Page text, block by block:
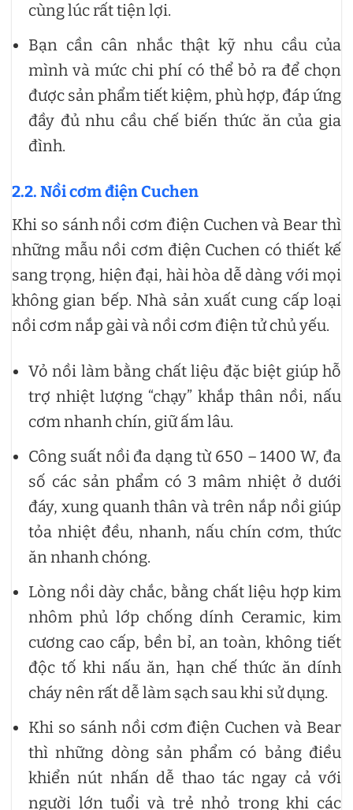
cùng lúc rất tiện lợi.
Bạn cần cân nhắc thật kỹ nhu cầu của
mình và mức chi phí có thể bỏ ra để chọn
được sản phẩm tiết kiệm, phù hợp, đáp ứng
đầy đủ nhu cầu chế biến thức ăn của gia
đình.
2.2. Nồi cơm điện Cuchen
Khi so sánh nồi cơm điện Cuchen và Bear thì
những mẫu nồi cơm điện Cuchen có thiết kế
sang trọng, hiện đại, hài hòa dễ dàng với mọi
không gian bếp. Nhà sản xuất cung cấp loại
nồi cơm nắp gài và nồi cơm điện tử chủ yếu.
Vỏ nồi làm bằng chất liệu đặc biệt giúp hỗ
trợ nhiệt lượng “chạy” khắp thân nồi, nấu
cơm nhanh chín, giữ ấm lâu.
Công suất nồi đa dạng từ 650 – 1400 W, đa
số các sản phẩm có 3 mâm nhiệt ở dưới
đáy, xung quanh thân và trên nắp nồi giúp
tỏa nhiệt đều, nhanh, nấu chín cơm, thức
ăn nhanh chóng.
Lòng nồi dày chắc, bằng chất liệu hợp kim
nhôm phủ lớp chống dính Ceramic, kim
cương cao cấp, bền bỉ, an toàn, không tiết
độc tố khi nấu ăn, hạn chế thức ăn dính
cháy nên rất dễ làm sạch sau khi sử dụng.
Khi so sánh nồi cơm điện Cuchen và Bear
thì những dòng sản phẩm có bảng điều
khiển nút nhấn dễ thao tác ngay cả với
người lớn tuổi và trẻ nhỏ trong khi các